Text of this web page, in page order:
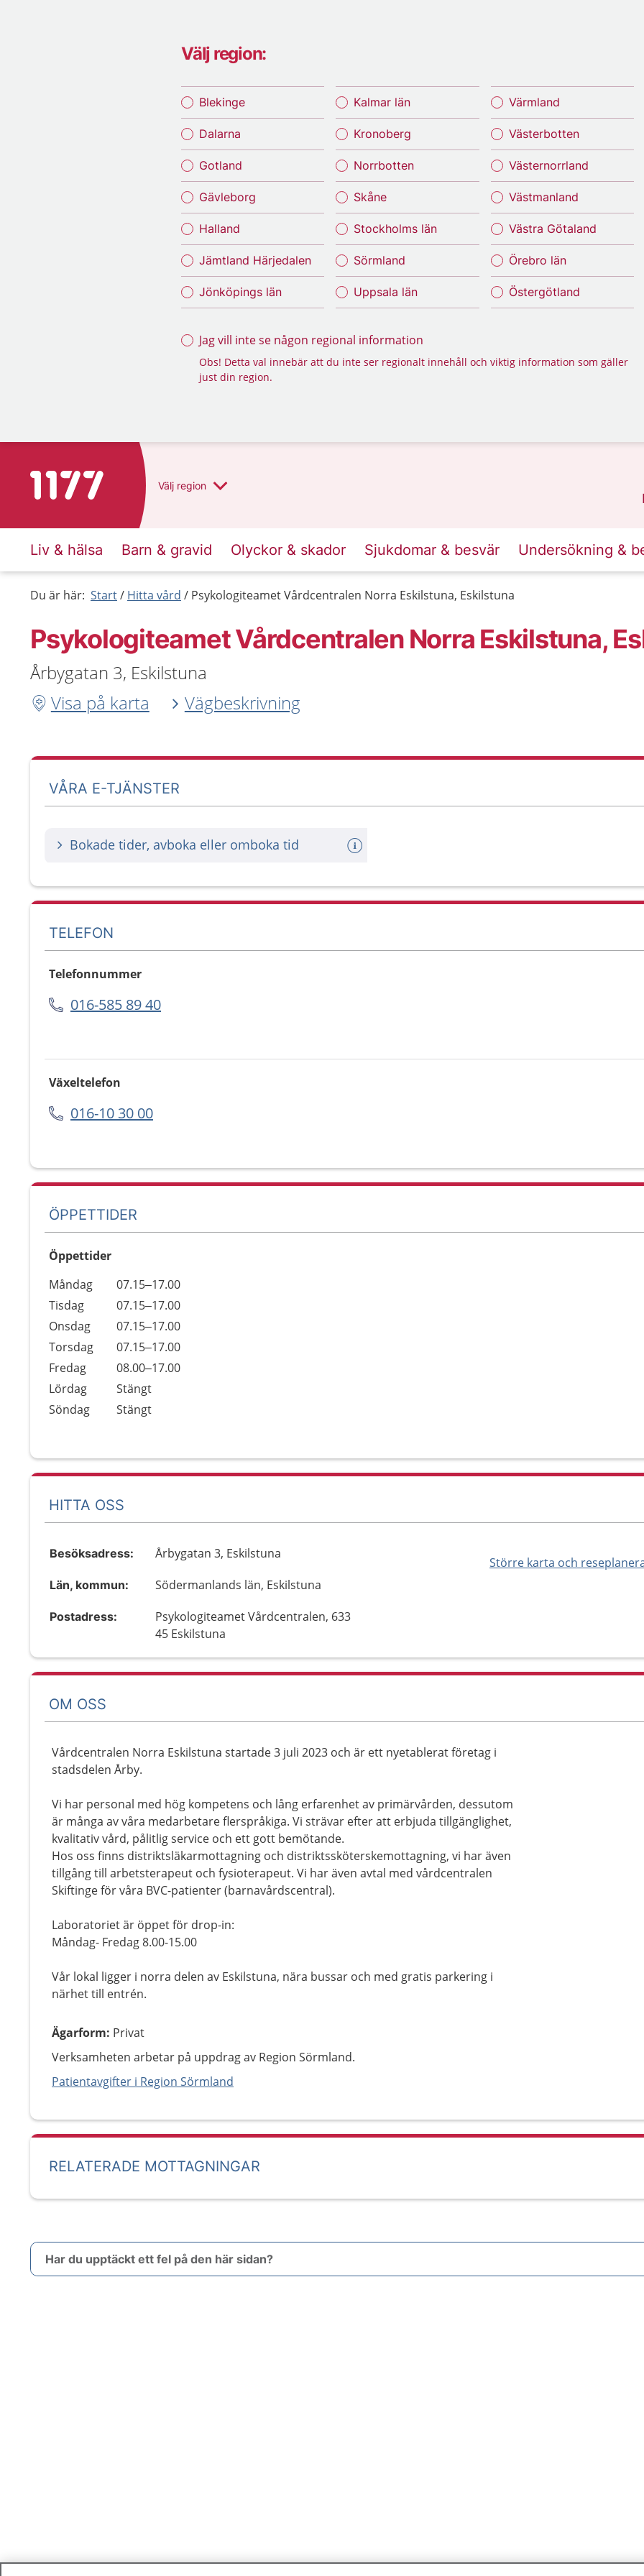
Välj region:
Blekinge
Dalarna
Gotland
Gävleborg
Halland
Jämtland Härjedalen
Jönköpings län
Kalmar län
Kronoberg
Norrbotten
Skåne
Stockholms län
Sörmland
Uppsala län
Värmland
Västerbotten
Västernorrland
Västmanland
Västra Götaland
Örebro län
Östergötland
Jag vill inte se någon regional information
Obs! Detta val innebär att du inte ser regionalt innehåll och viktig information som gäller
just din region.
Till startsidan för 1177 Välj region
Liv & hälsa Barn & gravid Olyckor & skador Sjukdomar & besvär Undersökning &
Du är här: Start Hitta vård Psykologiteamet Vårdcentralen Norra Eskilstuna, Eskilstuna
Psykologiteamet Vårdcentralen Norra Eskilstuna,
Årbygatan 3, Eskilstuna
Visa på karta
Vägbeskrivning
VÅRA E-TJÄNSTER
Bokade tider, avboka eller omboka tid
TELEFON
Telefonnummer
016-585 89 40
Växeltelefon
016-10 30 00
ÖPPETTIDER
Öppettider
Dag
Öppettider
Kommentarer
Måndag
07.15–17.00
Tisdag
07.15–17.00
Onsdag
07.15–17.00
Torsdag
07.15–17.00
Fredag
08.00–17.00
Lördag
Stängt
Söndag
Stängt
HITTA OSS
Större karta och
Besöksadress: Årbygatan 3, Eskilstuna
Län, kommun: Södermanlands län, Eskilstuna
Postadress:
Psykologiteamet Vårdcentralen, 633
45 Eskilstuna
OM OSS
Vårdcentralen Norra Eskilstuna startade 3 juli 2023 och är ett nyetablerat företag i
stadsdelen Årby.
Vi har personal med hög kompetens och lång erfarenhet av primärvården, dessutom
är många av våra medarbetare flerspråkiga. Vi strävar efter att erbjuda tillgänglighet,
kvalitativ vård, pålitlig service och ett gott bemötande.
Hos oss finns distriktsläkarmottagning och distriktssköterskemottagning, vi har även
tillgång till arbetsterapeut och fysioterapeut. Vi har även avtal med vårdcentralen
Skiftinge för våra BVC-patienter (barnavårdscentral).
Laboratoriet är öppet för drop-in:
Måndag- Fredag 8.00-15.00
Vår lokal ligger i norra delen av Eskilstuna, nära bussar och med gratis parkering i
närhet till entrén.
Ägarform: Privat
Verksamheten arbetar på uppdrag av Region Sörmland.
Patientavgifter i Region Sörmland
RELATERADE MOTTAGNINGAR
Har du upptäckt ett fel på den här sidan?